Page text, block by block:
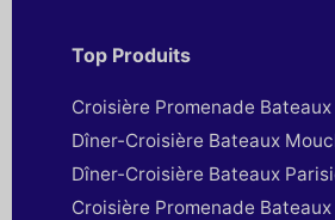
Top Produits
Croisière Promenade
Dîner-Croisière Bateaux
Dîner-Croisière Bateaux
Croisière Promenade